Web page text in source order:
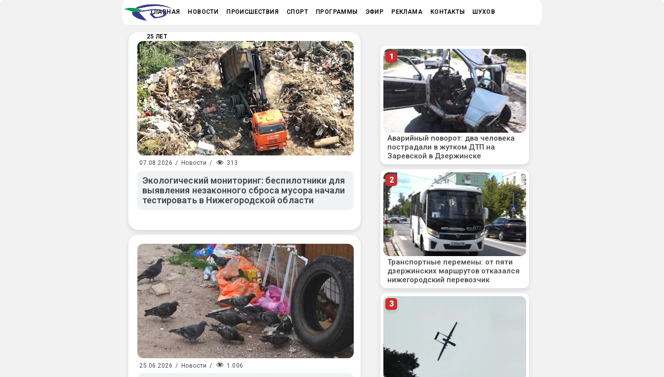
ГЛАВНАЯ НОВОСТИ ПРОИСШЕСТВИЯ СПОРТ ПРОГРАММЫ ЭФИР РЕКЛАМА КОНТАКТЫ ШУХОВ
25 ЛЕТ
07.08.2026 / Новости / 313
Экологический мониторинг: беспилотники для
выявления незаконного сброса мусора начали
тестировать в Нижегородской области
25.06.2026 / Новости / 1 006